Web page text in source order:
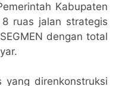
Kabupaten
8 ruas jalan strategis
dengan total
yang direnkonstruksi